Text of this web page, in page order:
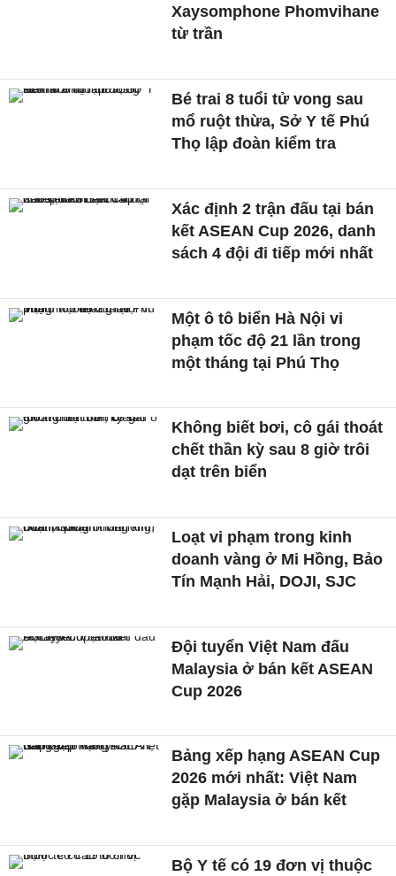
Xaysomphone Phomvihane
từ trần
Bé trai 8 tuổi tử vong sau
mổ ruột thừa, Sở Y tế Phú
Thọ lập đoàn kiểm tra
Xác định 2 trận đấu tại bán
kết ASEAN Cup 2026, danh
sách 4 đội đi tiếp mới nhất
Một ô tô biển Hà Nội vi
phạm tốc độ 21 lần trong
một tháng tại Phú Thọ
Không biết bơi, cô gái thoát
chết thần kỳ sau 8 giờ trôi
dạt trên biển
Loạt vi phạm trong kinh
doanh vàng ở Mi Hồng, Bảo
Tín Mạnh Hải, DOJI, SJC
Đội tuyển Việt Nam đấu
Malaysia ở bán kết ASEAN
Cup 2026
Bảng xếp hạng ASEAN Cup
2026 mới nhất: Việt Nam
gặp Malaysia ở bán kết
Bộ Y tế có 19 đơn vị thuộc